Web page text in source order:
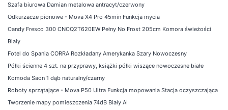
Szafa biurowa Damian metalowa antracyt/czerwony
Odkurzacze pionowe - Mova X4 Pro 45min Funkcja mycia
Candy Fresco 300 CNCQ2T620EW Pełny No Frost 205cm Komora świeżości
Biały
Fotel do Spania CORRA Rozkładany Amerykanka Szary Nowoczesny
Półki ścienne 4 szt. na przyprawy, książki półki wiszące nowoczesne białe
Komoda Saon 1 dąb naturalny/czarny
Roboty sprzątające - Mova P50 Ultra Funkcja mopowania Stacja oczyszczająca
Tworzenie mapy pomieszczenia 74dB Biały AI